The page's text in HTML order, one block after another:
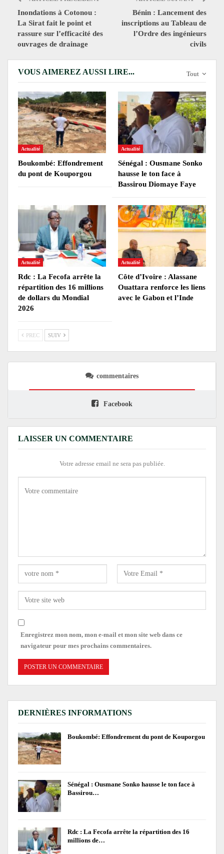
Inondations à Cotonou :
La Sirat fait le point et
rassure sur l’efficacité des
ouvrages de drainage
Bénin : Lancement des
inscriptions au Tableau de
l’Ordre des ingénieurs
civils
Tout
VOUS AIMEREZ AUSSI LIRE...
Actualité
Boukombé: Effondrement
du pont de Kouporgou
Actualité
Sénégal : Ousmane Sonko
hausse le ton face à
Bassirou Diomaye Faye
Actualité
Rdc : La Fecofa arrête la
répartition des 16 millions
de dollars du Mondial
2026
Actualité
Côte d’Ivoire : Alassane
Ouattara renforce les liens
avec le Gabon et l’Inde
PREC SUIV
commentaires
Facebook
LAISSER UN COMMENTAIRE
Votre adresse email ne sera pas publiée.
Enregistrez mon nom, mon e-mail et mon site web dans ce
navigateur pour mes prochains commentaires.
DERNIÈRES INFORMATIONS
Boukombé: Effondrement du pont de Kouporgou
Sénégal : Ousmane Sonko hausse le ton face à
Bassirou…
Rdc : La Fecofa arrête la répartition des 16
millions de…